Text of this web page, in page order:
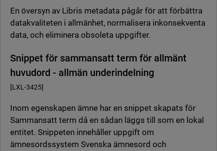
En översyn av Libris metadata pågår för att förbättra
datakvaliteten i allmänhet, normalisera inkonsekventa
data, och eliminera obsoleta uppgifter.
Snippet för sammansatt term för allmänt
huvudord - allmän underindelning
[LXL-3425]
Inom egenskapen ämne har en snippet skapats för
Sammansatt term då en sådan läggs till som en lokal
entitet. Snippeten innehåller uppgift om
ämnesordssystem Svenska ämnesord och